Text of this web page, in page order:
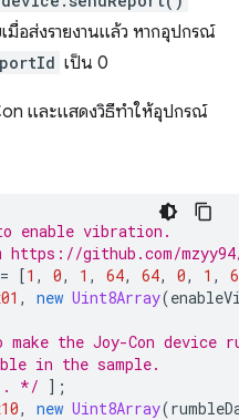
มื่อส่งรายงานแล้ว หากอุปกรณ์
เป็น 0
และแสดงวิธีทำให้อุปกรณ์
enable vibration.
https://github.com/
= [1 , 0, 1 , 64, 64, 0, 1 ,
, new Uint8Array(
make the Joy-Con device
in the sample.
*/ ];
, new Uint8Array(